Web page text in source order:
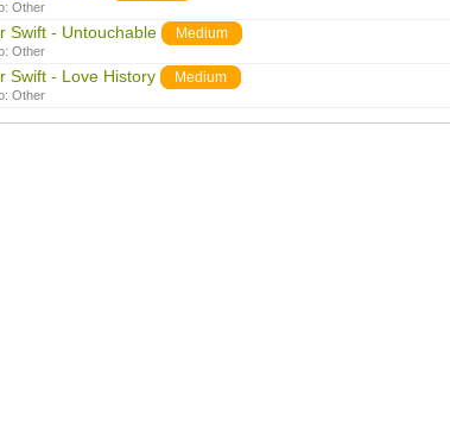
Other
Swift - Untouchable Medium
Other
Swift - Love History Medium
Other